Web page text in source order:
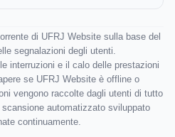
di UFRJ Website sulla base del
segnalazioni degli utenti.
interruzioni e il calo delle prestazioni
se UFRJ Website è offline o
vengono raccolte dagli utenti di tutto
automatizzato sviluppato
continuamente.